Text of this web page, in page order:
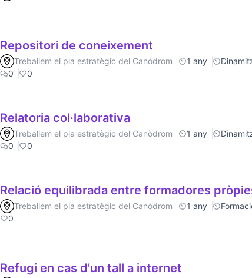
Repositori de coneixement
Treballem el pla estratègic del Canòdrom 1 any
0
0
Relatoria col·laborativa
Treballem el pla estratègic del Canòdrom 1 any
0
0
Relació equilibrada entre formadores
Treballem el pla estratègic del Canòdrom 1 any
0
Refugi en cas d'un tall a internet